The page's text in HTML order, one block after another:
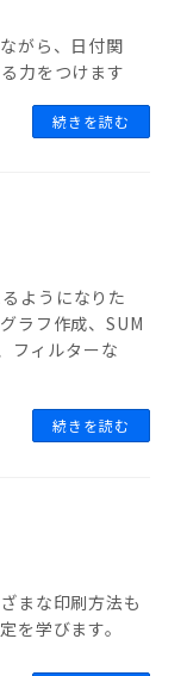
がら、日付関
力をつけます
続きを読む
ようになりた
ラフ作成、SUM
フィルターな
続きを読む
まな印刷方法も
を学びます。